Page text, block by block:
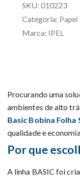
SKU: 010223
Categoria:
Marca: IPEL
Procurando uma
ambientes de alto
Basic Bobina Folha
qualidade e
Por que
A linha BASIC foi